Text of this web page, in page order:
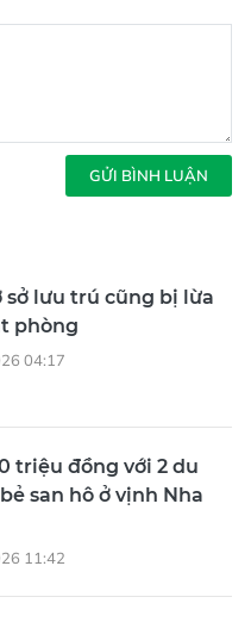
GỬI BÌNH LUẬN
sở lưu trú cũng bị lừa
phòng
04:17
triệu đồng với 2 du
san hô ở vịnh Nha
11:42